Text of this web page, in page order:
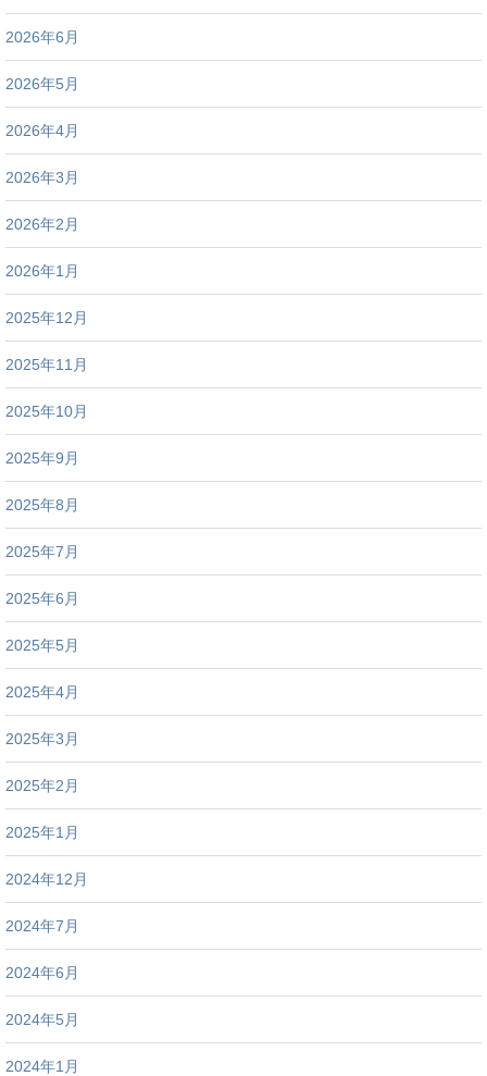
2026年6月
2026年5月
2026年4月
2026年3月
2026年2月
2026年1月
2025年12月
2025年11月
2025年10月
2025年9月
2025年8月
2025年7月
2025年6月
2025年5月
2025年4月
2025年3月
2025年2月
2025年1月
2024年12月
2024年7月
2024年6月
2024年5月
2024年1月